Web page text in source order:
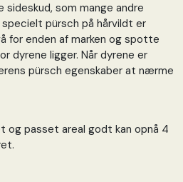
sideskud, som mange andre
pürsch på hårvildt er
for enden af marken og spotte
dyrene ligger. Når dyrene er
pürsch egenskaber at nærme
og passet areal godt kan opnå 4